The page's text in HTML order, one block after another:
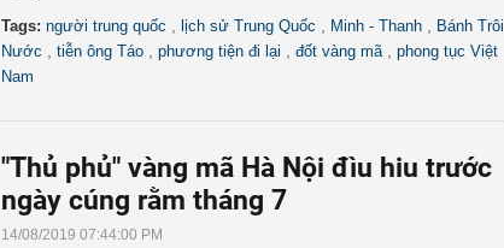
Tags: người trung quốc lịch sử Trung Quốc Minh - Thanh
Bánh Trôi
Nước
tiễn ông Táo phương tiện đi lại đốt vàng mã
phong tục Việt
Nam
"Thủ phủ" vàng mã Hà Nội đìu hiu trước
ngày cúng rằm tháng 7
14/08/2019 07:44:00 PM